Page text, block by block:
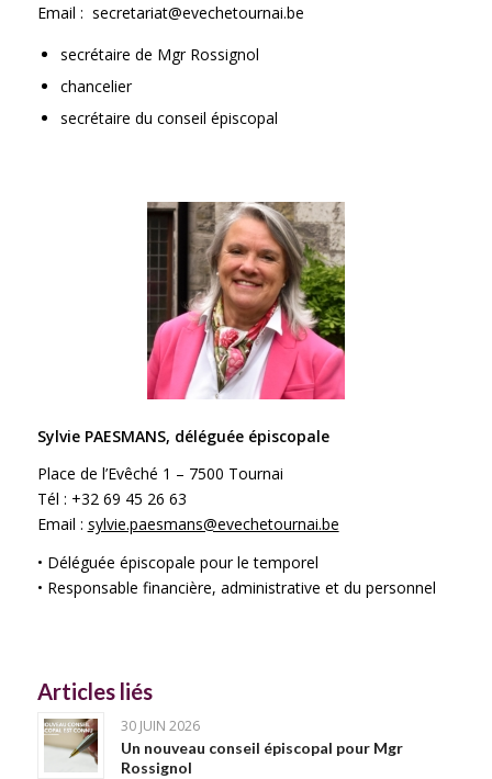
Email : secretariat@evechetournai.be
secrétaire de Mgr Rossignol
chancelier
secrétaire du conseil épiscopal
Sylvie PAESMANS, déléguée épiscopale
Place de l’Evêché 1 – 7500 Tournai
Tél : +32 69 45 26 63
Email : sylvie.paesmans@evechetournai.be
• Déléguée épiscopale pour le temporel
• Responsable financière, administrative et du personnel
Articles liés
30 JUIN 2026
Un nouveau conseil épiscopal pour Mgr
Rossignol